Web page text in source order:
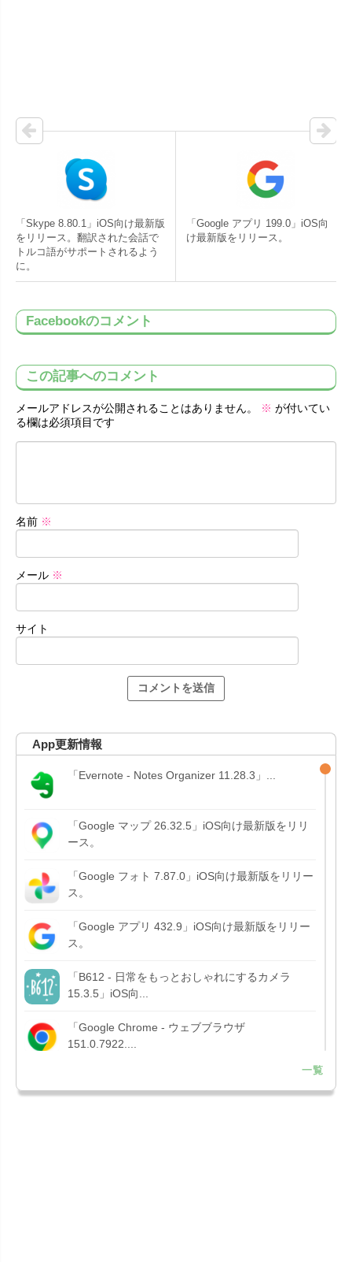
「Skype 8.80.1」iOS向け最新版
をリリース。翻訳された会話で
トルコ語がサポートされるよう
に。
「Google アプリ 199.0」iOS向
け最新版をリリース。
Facebookのコメント
この記事へのコメント
メールアドレスが公開されることはありません。 ※ が付いてい
る欄は必須項目です
名前 ※
メール ※
サイト
App更新情報
「Evernote - Notes Organizer 11.28.3」...
「Google マップ 26.32.5」iOS向け最新版をリリ
ース。
「Google フォト 7.87.0」iOS向け最新版をリリー
ス。
「Google アプリ 432.9」iOS向け最新版をリリー
ス。
「B612 - 日常をもっとおしゃれにするカメラ
15.3.5」iOS向...
「Google Chrome - ウェブブラウザ
151.0.7922....
「Microsoft OneDrive 18.7.3」iOS向け最新版を...
一覧